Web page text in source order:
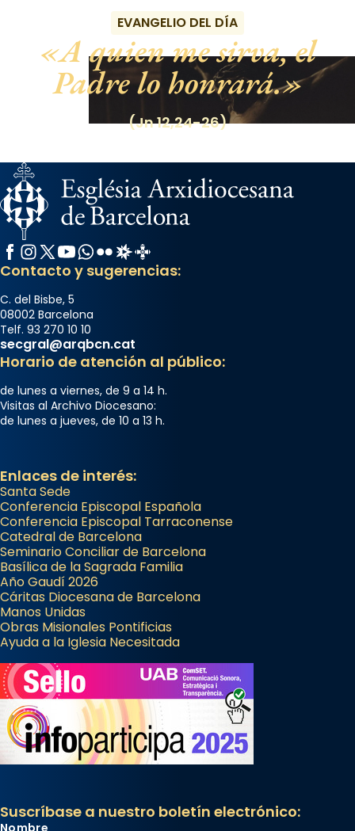
EVANGELIO DEL DÍA
A quien me sirva, el
Padre lo honrará.
(Jn 12,24-26)
Facebook
Instagram
X / Twitter
YouTube
WhatsApp
FlickrRadio Estel
Catalunya Cristiana
Contacto y sugerencias:
C. del Bisbe, 5
08002 Barcelona
Telf. 93 270 10 10
secgral@arqbcn.cat
Horario de atención al público:
de lunes a viernes, de 9 a 14 h.
Visitas al Archivo Diocesano:
de lunes a jueves, de 10 a 13 h.
Enlaces de interés:
Santa Sede
Conferencia Episcopal Española
Conferencia Episcopal Tarraconense
Catedral de Barcelona
Seminario Conciliar de Barcelona
Basílica de la Sagrada Familia
Año Gaudí 2026
Cáritas Diocesana de Barcelona
Manos Unidas
Obras Misionales Pontificias
Ayuda a la Iglesia Necesitada
Suscríbase a nuestro boletín electrónico:
Nombre